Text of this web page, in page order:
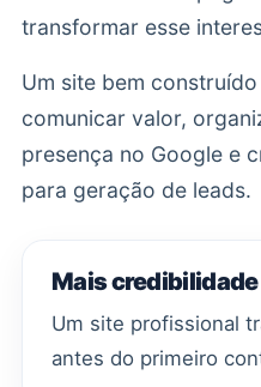
transformar esse
Um site bem
comunicar valor,
presença no Google e
para geração de leads.
Mais credibilidade
Um site profissional
antes do primeiro